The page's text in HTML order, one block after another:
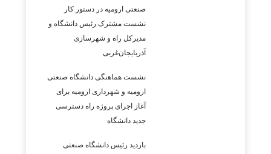
صنعتی ارومیه در دستور کار
نشست مشترک رئیس دانشگاه و
مدیرکل راه و شهرسازی
آذربایجان‌غربی
نشست هماهنگی دانشگاه صنعتی
ارومیه و شهرداری ارومیه برای
آغاز اجرای پروژه راه دسترسی
جدید دانشگاه
بازدید رئیس دانشگاه صنعتی